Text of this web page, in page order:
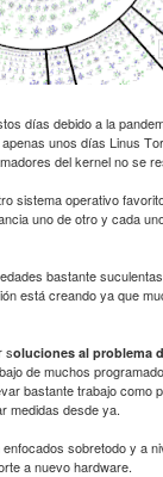
días debido a la
unos días Linus
del kernel no se
sistema operativo
uno de otro y cada
bastante
está creando ya que
soluciones al problema
de muchos
bastante trabajo como
medidas desde ya.
enfocados sobretodo y a
a nuevo hardware.